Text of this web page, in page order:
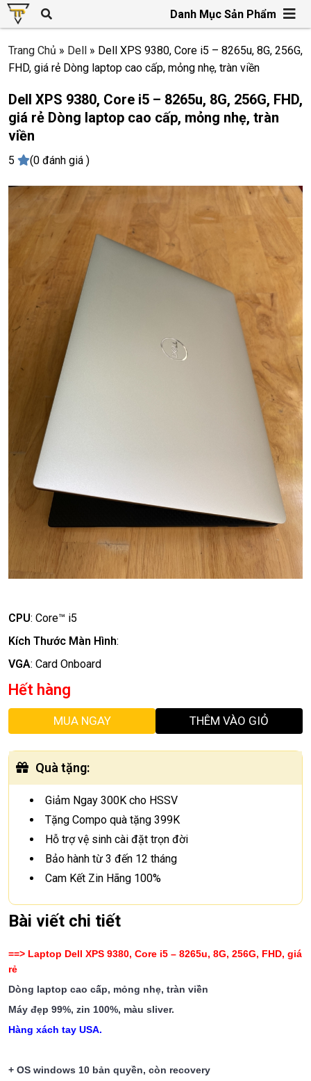
Danh Mục Sản Phẩm
Trang Chủ » Dell » Dell XPS 9380, Core i5 – 8265u, 8G, 256G,
FHD, giá rẻ Dòng laptop cao cấp, mỏng nhẹ, tràn viền
Dell XPS 9380, Core i5 – 8265u, 8G, 256G, FHD,
giá rẻ Dòng laptop cao cấp, mỏng nhẹ, tràn
viền
5 (0 đánh giá )
CPU: Core™ i5
Kích Thước Màn Hình:
VGA: Card Onboard
Hết hàng
MUA NGAY THÊM VÀO GIỎ
Quà tặng:
Giảm Ngay 300K cho HSSV
Tặng Compo quà tặng 399K
Hỗ trợ vệ sinh cài đặt trọn đời
Bảo hành từ 3 đến 12 tháng
Cam Kết Zin Hãng 100%
Bài viết chi tiết
==> Laptop Dell XPS 9380, Core i5 – 8265u, 8G, 256G, FHD, giá
rẻ
Dòng laptop cao cấp, mỏng nhẹ, tràn viền
Máy đẹp 99%, zin 100%, màu sliver.
Hàng xách tay USA.
+ OS windows 10 bản quyền, còn recovery